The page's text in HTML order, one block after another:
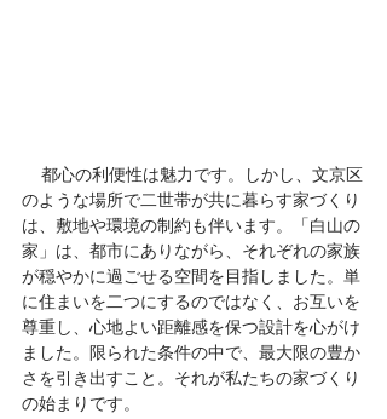
のような場所で二世帯が共に暮らす家づくり
は、敷地や環境の制約も伴います。「白山の
家」は、都市にありながら、それぞれの家族
が穏やかに過ごせる空間を目指しました。単
に住まいを二つにするのではなく、お互いを
尊重し、心地よい距離感を保つ設計を心がけ
ました。限られた条件の中で、最大限の豊か
さを引き出すこと。それが私たちの家づくり
の始まりです。